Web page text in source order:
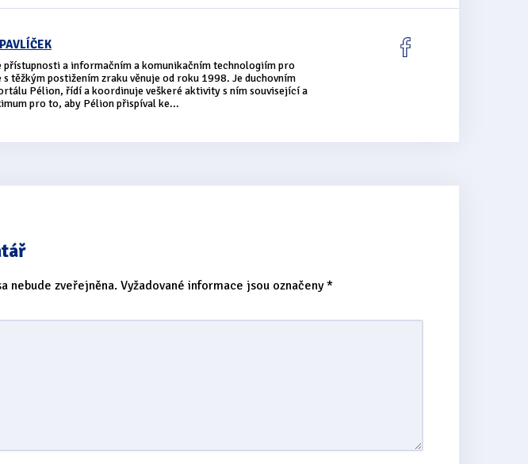
přístupnosti a informačním a komunikačním technologiím pro
s těžkým postižením zraku věnuje od roku 1998. Je duchovním
Pélion, řídí a koordinuje veškeré aktivity s ním související a
pro to, aby Pélion přispíval ke...
nebude zveřejněna. Vyžadované informace jsou označeny*